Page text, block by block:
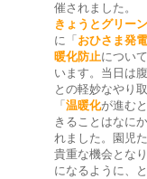
催されました。
きょうとグリー
に「 おひさま発
暖化防止につい
います。当日は
との軽妙なやり
「 温暖化が進むと
きることはなに
れました。園児
貴重な機会とな
になるように、と